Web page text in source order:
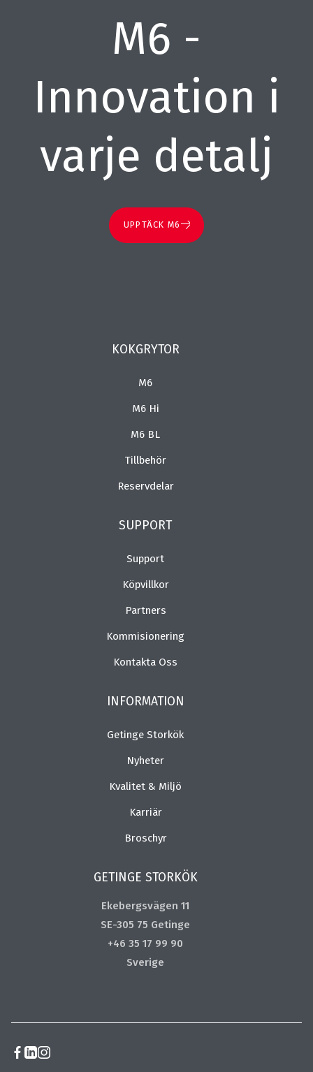
M6 -
Innovation i
varje detalj
UPPTÄCK M6
KOKGRYTOR
M6
M6 Hi
M6 BL
Tillbehör
Reservdelar
SUPPORT
Support
Köpvillkor
Partners
Kommisionering
Kontakta Oss
INFORMATION
Getinge Storkök
Nyheter
Kvalitet & Miljö
Karriär
Broschyr
GETINGE STORKÖK
Ekebergsvägen 11
SE-305 75 Getinge
+46 35 17 99 90
Sverige